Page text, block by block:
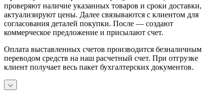
проверяют наличие указанных товаров и сроки доставки,
актуализируют цены. Далее связываются с клиентом для
согласования деталей покупки. После — создают
коммерческое предложение и присылают счет.
Оплата выставленных счетов производится безналичным
переводом средств на наш расчетный счет. При отгрузке
клиент получает весь пакет бухгалтерских документов.